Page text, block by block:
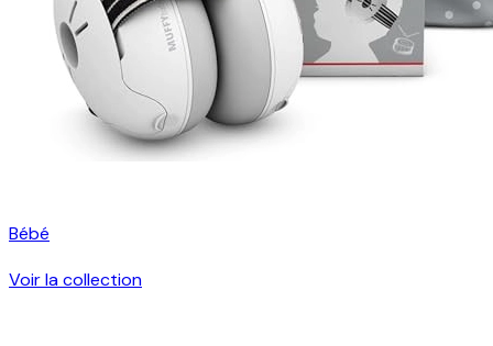
Bébé
Voir la collection